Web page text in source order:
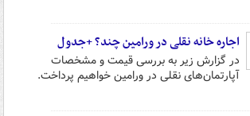
اجاره خانه نقلی در ورامین چند؟ +جدول
در گزارش زیر به بررسی قیمت و مشخصات
آپارتمان‌های نقلی در ورامین خواهیم‌ پرداخت.